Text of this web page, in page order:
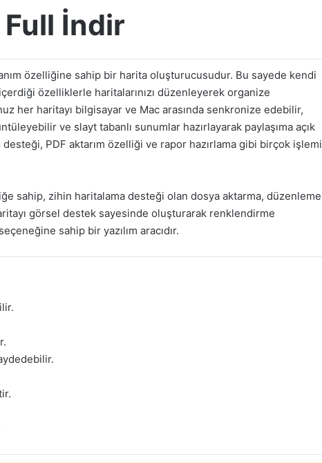
İndir
özelliğine sahip bir harita oluşturucusudur. Bu sayede kendi
özelliklerle haritalarınızı düzenleyerek organize
her haritayı bilgisayar ve Mac arasında senkronize edebilir,
ve slayt tabanlı sunumlar hazırlayarak paylaşıma açık
PDF aktarım özelliği ve rapor hazırlama gibi birçok işlemi
sahip, zihin haritalama desteği olan dosya aktarma, düzenleme
görsel destek sayesinde oluşturarak renklendirme
sahip bir yazılım aracıdır.